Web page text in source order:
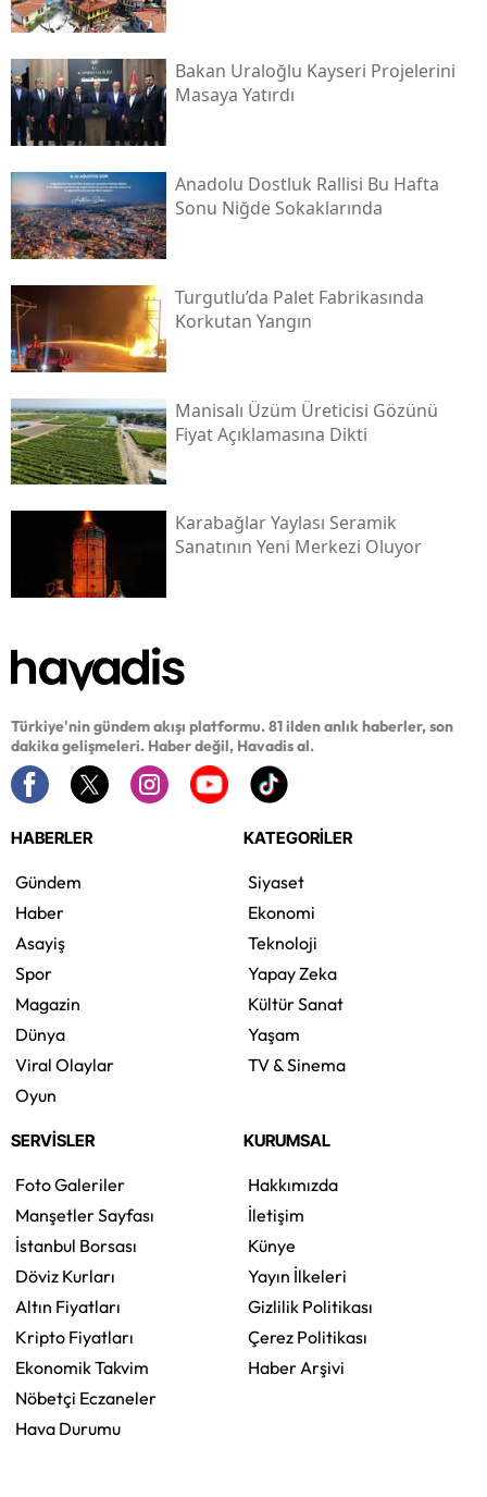
Bakan Uraloğlu Kayseri Projelerini
Masaya Yatırdı
Anadolu Dostluk Rallisi Bu Hafta
Sonu Niğde Sokaklarında
Turgutlu’da Palet Fabrikasında
Korkutan Yangın
Manisalı Üzüm Üreticisi Gözünü
Fiyat Açıklamasına Dikti
Karabağlar Yaylası Seramik
Sanatının Yeni Merkezi Oluyor
Türkiye'nin gündem akışı platformu. 81 ilden anlık haberler, son
dakika gelişmeleri. Haber değil, Havadis al.
HABERLER
Gündem
Haber
Asayiş
Spor
Magazin
Dünya
Viral Olaylar
Oyun
KATEGORİLER
Siyaset
Ekonomi
Teknoloji
Yapay Zeka
Kültür Sanat
Yaşam
TV & Sinema
SERVİSLER
Foto Galeriler
Manşetler Sayfası
İstanbul Borsası
Döviz Kurları
Altın Fiyatları
Kripto Fiyatları
Ekonomik Takvim
Nöbetçi Eczaneler
Hava Durumu
KURUMSAL
Hakkımızda
İletişim
Künye
Yayın İlkeleri
Gizlilik Politikası
Çerez Politikası
Haber Arşivi